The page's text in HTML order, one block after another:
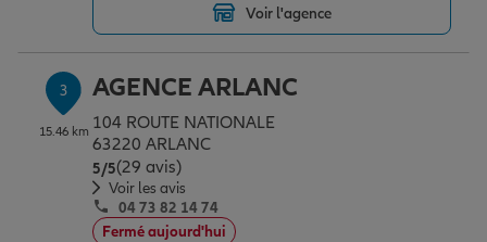
Garantie des accidents de la vie
Assurance scolaire
Protection juridique
Voir l'agence
3
15.46 km
AGENCE ARLANC
104 ROUTE NATIONALE
63220 ARLANC
5/5Note de 5 sur 5
(29 avis)
Voir les avis
04 73 82 14 74
Fermé aujourd'hui